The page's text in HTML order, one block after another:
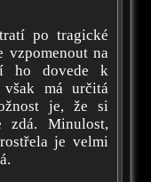
po tragické
vzpomenout na
ho dovede k
však má určitá
je, že si
zdá. Minulost,
je velmi